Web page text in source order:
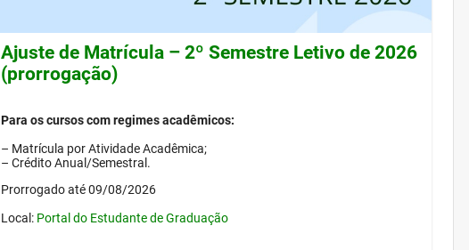
Ajuste de Matrícula – 2º Semestre Letivo de 2026
(prorrogação)
Para os cursos com regimes acadêmicos:
– Matrícula por Atividade Acadêmica;
– Crédito Anual/Semestral.
Prorrogado até 09/08/2026
Local: Portal do Estudante de Graduação